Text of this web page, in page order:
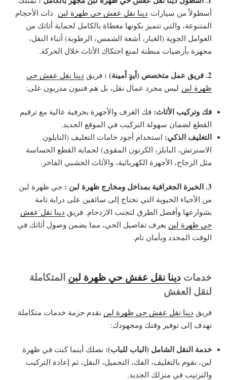
أسطولاً من سيارات دينا نقل عفش حي ظهرة لبن ذات الأحجام
المتنوعة، والتي تتميز بكونها مغطاة بالكامل لحماية أثاثك من
العوامل الجوية (الغبار، أشعة الشمس، الرطوبة) أثناء النقل،
مجهزة بأرضيات مبطنة لمنع احتكاك الأثاث خلال الحركة.
2. فريق عمل متخصص (أيدٍ أمينة) : فريق دينا نقل عفش حي
ظهرة لبن ليس مجرد عمال نقل، بل هم فنيون مدربون على:
فك وتركيب الأثاث: فك الغرف والأجهزة بحرفية عالية مع ترقيم
القطع لضمان سهولة التركيب في الموقع الجديد.
التغليف الذكي: استخدام أجود خامات التغليف (النايلون
الاسترتش، البابلز، الكرتون المقوى) لحماية القطع الحساسة
مثل الزجاج، الأجهزة الكهربائية، والأثاث الخشبي الفاخر.
3. الخبرة الجغرافية بمداخل ومخارج ظهرة لبن :
حي ظهرة لبن
من الأحياء الحيوية التي تحتاج إلى سائقين على دراية تامة
بشوارعها وأفضل الطرق لتجنب الازدحام. فريق دينا نقل عفش
حي ظهرة لبن يعرف تفاصيل الحي، مما يضمن وصول أثاثك في
الوقت المحدد وبأمان تام.
خدمات دينا نقل عفش حي ظهرة لبن المتكاملة
لنقل العفش
فريق دينا نقل عفش حي ظهرة لبن نقدم حزمة خدمات متكاملة
تهدف إلى توفير وقتك ومجهودك:
خدمة النقل الشامل (الباب للباب): نصلك أينما كنت في ظهرة
لبن، نقوم بالتغليف، الفك، التحميل، النقل، ثم إعادة التركيب
والترتيب في منزلك الجديد.